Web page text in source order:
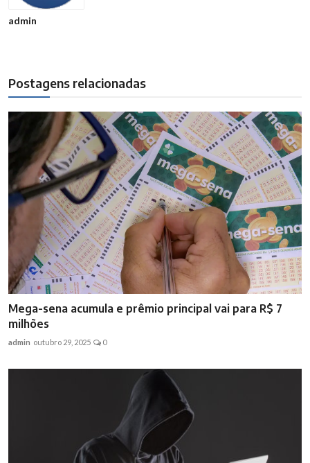
admin
Postagens relacionadas
Mega-sena acumula e prêmio principal vai para R$ 7
milhões
admin outubro 29, 2025 0